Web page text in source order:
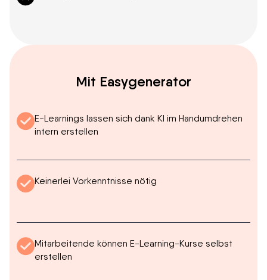
Mit Easygenerator
E-Learnings lassen sich dank KI im Handumdrehen
intern erstellen
Keinerlei Vorkenntnisse nötig
Mitarbeitende können E-Learning-Kurse selbst
erstellen